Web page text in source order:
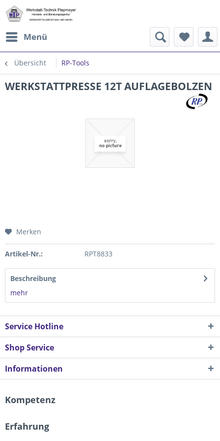
Menü
Übersicht RP-Tools
WERKSTATTPRESSE 12T AUFLAGEBOLZEN
Merken
Artikel-Nr.: RPT8833
Beschreibung
mehr
Service Hotline
Shop Service
Informationen
Kompetenz
Erfahrung